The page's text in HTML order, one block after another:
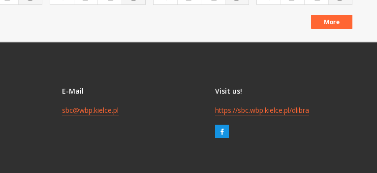
More
E-Mail
sbc@wbp.kielce.pl
Visit us!
https://sbc.wbp.kielce.pl/dlibra